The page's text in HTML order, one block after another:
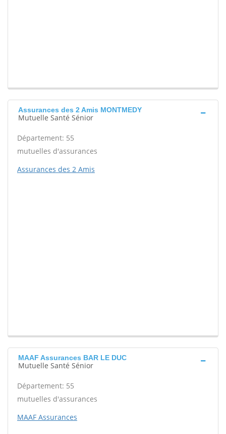
Assurances des 2 Amis MONTMEDY
Mutuelle Santé Sénior
Département: 55
mutuelles d'assurances
Assurances des 2 Amis
MAAF Assurances BAR LE DUC
Mutuelle Santé Sénior
Département: 55
mutuelles d'assurances
MAAF Assurances